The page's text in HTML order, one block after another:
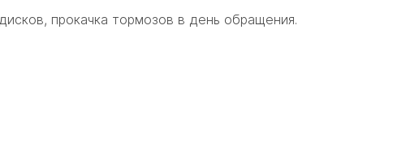
прокачка тормозов в день обращения.